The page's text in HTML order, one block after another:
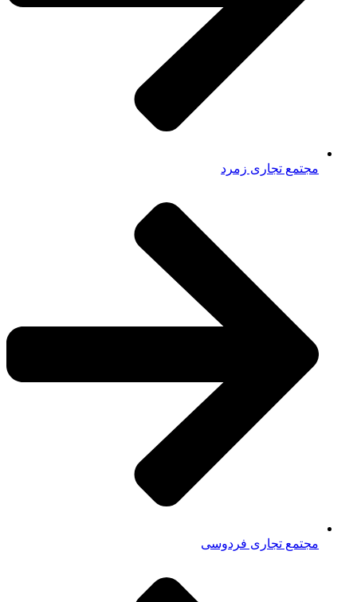
مجتمع تجاری زمرد
مجتمع تجاری فردوسی